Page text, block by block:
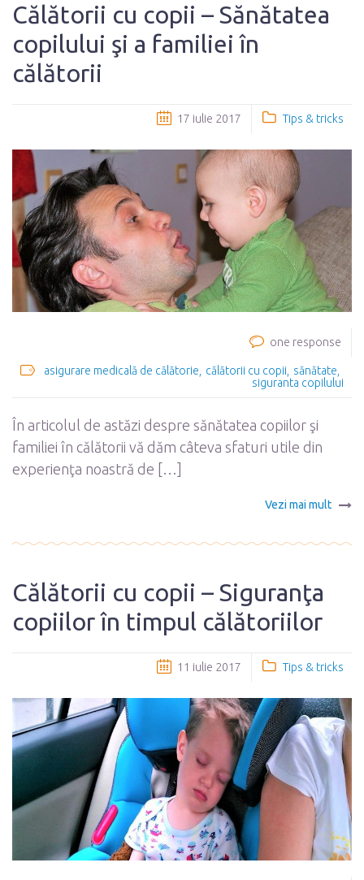
Călătorii cu copii – Sănătatea
copilului şi a familiei în
călătorii
17 iulie 2017 Tips & tricks
one response
asigurare medicală de călătorie călătorii cu copii
sănătate
siguranta copilului
În articolul de astăzi despre sănătatea copiilor şi
familiei în călătorii vă dăm câteva sfaturi utile din
experienţa noastră de […]
Vezi mai mult
Călătorii cu copii – Siguranţa
copiilor în timpul călătoriilor
11 iulie 2017 Tips & tricks